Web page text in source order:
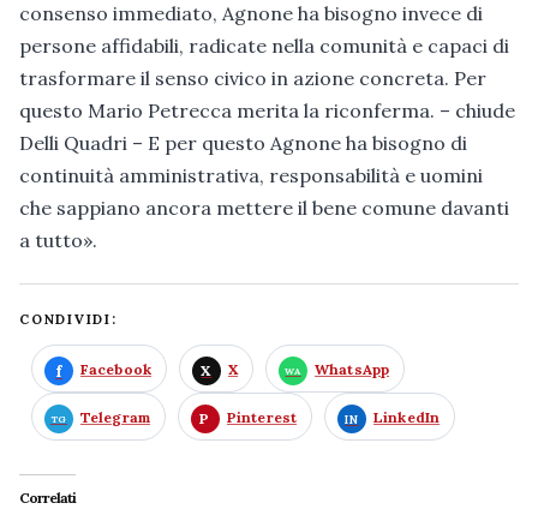
consenso immediato, Agnone ha bisogno invece di
persone affidabili, radicate nella comunità e capaci di
trasformare il senso civico in azione concreta. Per
questo Mario Petrecca merita la riconferma. – chiude
Delli Quadri – E per questo Agnone ha bisogno di
continuità amministrativa, responsabilità e uomini
che sappiano ancora mettere il bene comune davanti
a tutto».
CONDIVIDI:
Facebook X WhatsApp
Telegram Pinterest LinkedIn
Correlati